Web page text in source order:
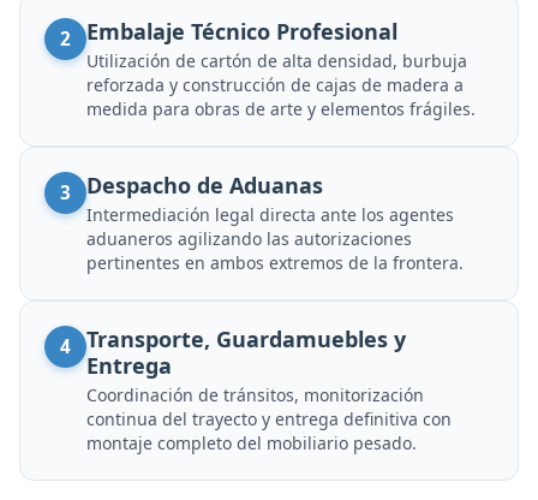
2 Embalaje Técnico Profesional
Utilización de cartón de alta densidad, burbuja
reforzada y construcción de cajas de madera a
medida para obras de arte y elementos frágiles.
3 Despacho de Aduanas
Intermediación legal directa ante los agentes
aduaneros agilizando las autorizaciones
pertinentes en ambos extremos de la frontera.
4
Transporte, Guardamuebles y
Entrega
Coordinación de tránsitos, monitorización
continua del trayecto y entrega definitiva con
montaje completo del mobiliario pesado.